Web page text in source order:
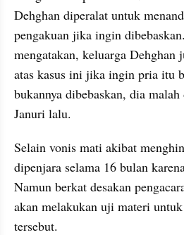
Dehghan diperalat untuk
pengakuan jika ingin
mengatakan, keluarga Dehghan
atas kasus ini jika ingin pria itu
bukannya dibebaskan, dia
Januri lalu.
Selain vonis mati akibat
dipenjara selama 16 bulan
Namun berkat desakan
akan melakukan uji materi
tersebut.